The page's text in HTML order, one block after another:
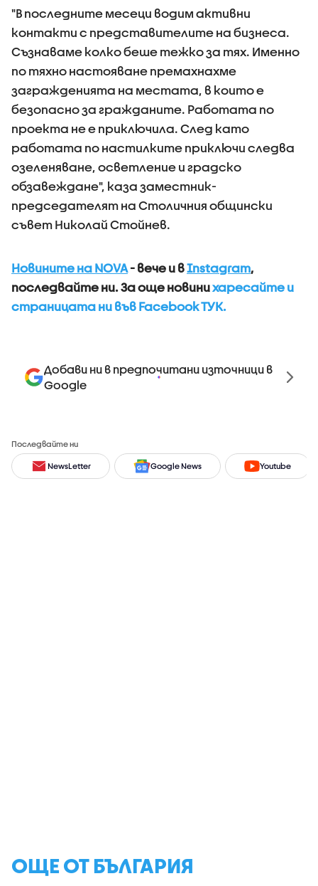
"В последните месеци водим активни
контакти с представителите на бизнеса.
Съзнаваме колко беше тежко за тях. Именно
по тяхно настояване премахнахме
загражденията на местата, в които е
безопасно за гражданите. Работата по
проекта не е приключила. След като
работата по настилките приключи следва
озеленяване, осветление и градско
обзавеждане", каза заместник-
председателят на Столичния общински
съвет Николай Стойнев.
Новините на NOVA - вече и вInstagram,
последвайте ни. За още новинихаресайте и
страницата ни във Facebook ТУК.
Добави ни в предпочитани източници в
Google
Последвайте ни
NewsLetter Google News Youtube
ОЩЕ ОТ БЪЛГАРИЯ